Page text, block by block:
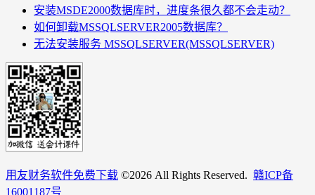
安装MSDE2000数据库时，进度条很久都不会走动？
如何卸载MSSQLSERVER2005数据库？
无法安装服务 MSSQLSERVER(MSSQLSERVER)
用友财务软件免费下载 ©2026 All Rights Reserved. 赣ICP备
16001187号